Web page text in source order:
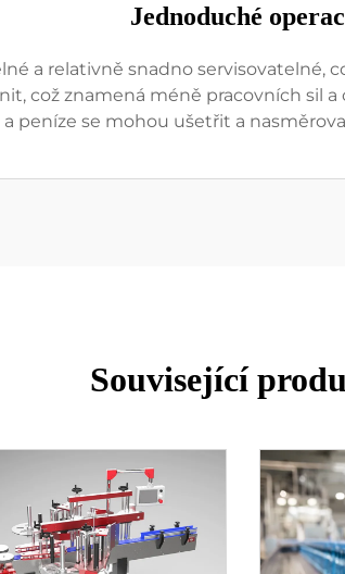
Jednoduché
a relativně snadno servisovatelné,
což znamená méně pracovních sil
peníze se mohou ušetřit a
Související